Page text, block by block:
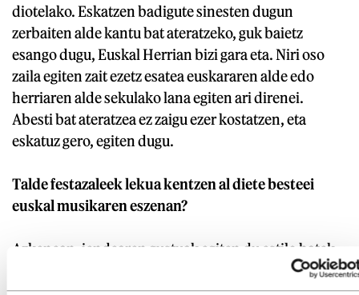
diotelako. Eskatzen badigute sinesten dugun
zerbaiten alde kantu bat ateratzeko, guk baietz
esango dugu, Euskal Herrian bizi gara eta. Niri oso
zaila egiten zait ezetz esatea euskararen alde edo
herriaren alde sekulako lana egiten ari direnei.
Abesti bat ateratzea ez zaigu ezer kostatzen, eta
eskatuz gero, egiten dugu.
Talde festazaleek lekua kentzen al diete besteei
euskal musikaren eszenan?
Azkenean, jendearen gustuak egiten du estilo batek
duen lekua izatea, eta leku horietan entzuten da